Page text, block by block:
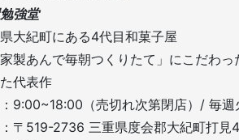
強堂
大紀町にある4代目和菓子屋
家製あんで毎朝つくりたて」にこだわ
代表作
9:00~18:00（売切れ次第閉店）/ 毎週
〒519-2736 三重県度会郡大紀町打見